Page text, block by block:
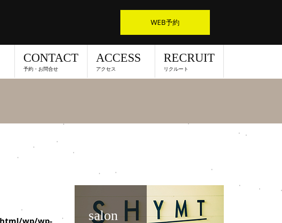
WEB予約
CONTACT
予約・お問合せ
ACCESS
アクセス
RECRUIT
リクルート
salon